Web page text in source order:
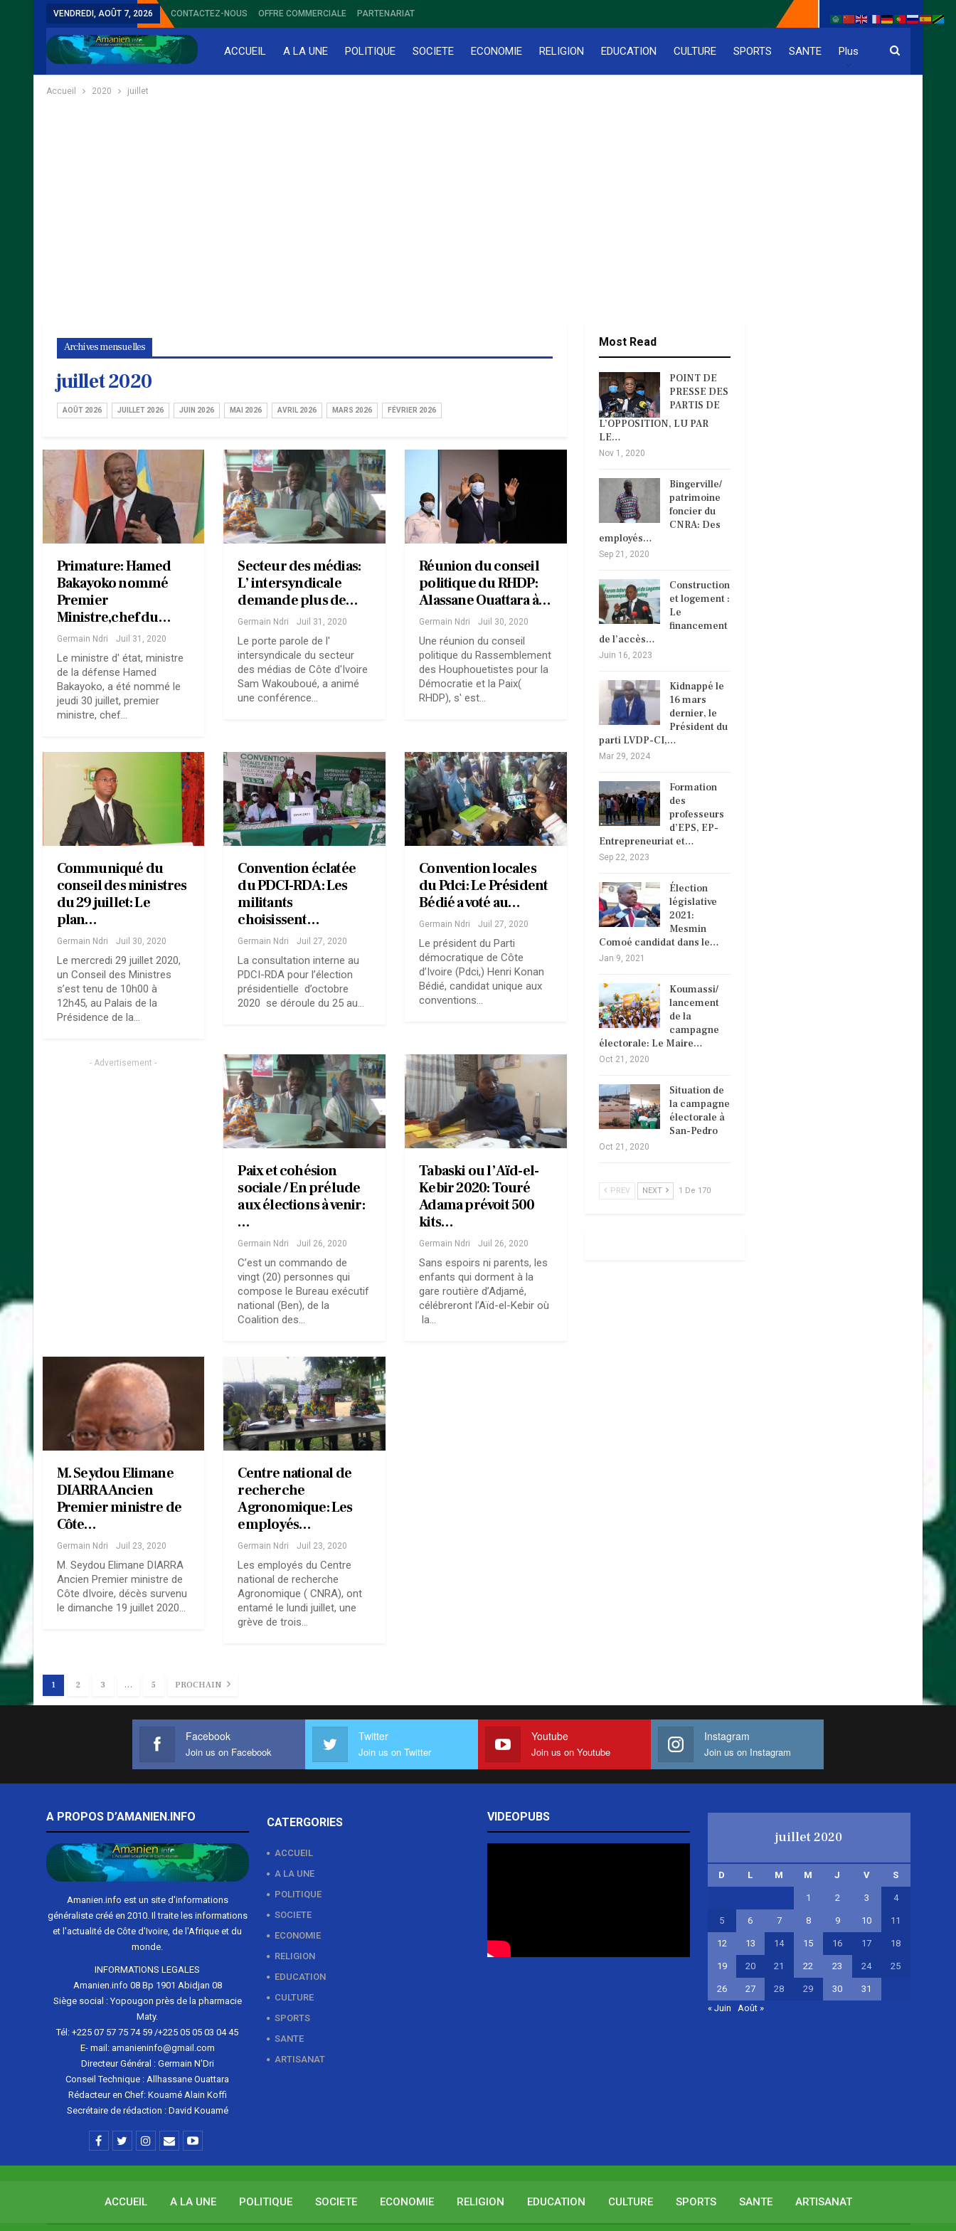
VENDREDI, AOÛT 7, 2026 CONTACTEZ-NOUS OFFRE COMMERCIALE PARTENARIAT
ACCUEIL A LA UNE POLITIQUE SOCIETE ECONOMIE RELIGION EDUCATION CULTURE SPORTS SANTE Plus
Accueil 2020 juillet
Archives mensuelles
juillet 2020
AOÛT 2026 JUILLET 2026 JUIN 2026 MAI 2026 AVRIL 2026 MARS 2026 FÉVRIER 2026
Primature: Hamed
Bakayoko nommé
Premier
Ministre,chef du…
Germain Ndri Juil 31, 2020
Le ministre d' état, ministre
de la défense Hamed
Bakayoko, a été nommé le
jeudi 30 juillet, premier
ministre, chef…
Secteur des médias:
L’ intersyndicale
demande plus de…
Germain Ndri Juil 31, 2020
Le porte parole de l'
intersyndicale du secteur
des médias de Côte d'Ivoire
Sam Wakouboué, a animé
une conférence…
Réunion du conseil
politique du RHDP:
Alassane Ouattara à…
Germain Ndri Juil 30, 2020
Une réunion du conseil
politique du Rassemblement
des Houphouetistes pour la
Démocratie et la Paix(
RHDP), s' est…
Communiqué du
conseil des ministres
du 29 juillet: Le
plan…
Germain Ndri Juil 30, 2020
Le mercredi 29 juillet 2020,
un Conseil des Ministres
s’est tenu de 10h00 à
12h45, au Palais de la
Présidence de la…
Convention éclatée
du PDCI-RDA: Les
militants
choisissent…
Germain Ndri Juil 27, 2020
La consultation interne au
PDCI-RDA pour l’élection
présidentielle d’octobre
2020 se déroule du 25 au…
Convention locales
du Pdci: Le Président
Bédié a voté au…
Germain Ndri Juil 27, 2020
Le président du Parti
démocratique de Côte
d’Ivoire (Pdci,) Henri Konan
Bédié, candidat unique aux
conventions…
- Advertisement -
Paix et cohésion
sociale / En prélude
aux élections à venir:
…
Germain Ndri Juil 26, 2020
C’est un commando de
vingt (20) personnes qui
compose le Bureau exécutif
national (Ben), de la
Coalition des…
Tabaski ou l’Aïd-el-
Kebir 2020: Touré
Adama prévoit 500
kits…
Germain Ndri Juil 26, 2020
Sans espoirs ni parents, les
enfants qui dorment à la
gare routière d’Adjamé,
célébreront l’Aïd-el-Kebir où
la…
M. Seydou Elimane
DIARRA Ancien
Premier ministre de
Côte…
Germain Ndri Juil 23, 2020
M. Seydou Elimane DIARRA
Ancien Premier ministre de
Côte dIvoire, décès survenu
le dimanche 19 juillet 2020…
Centre national de
recherche
Agronomique: Les
employés…
Germain Ndri Juil 23, 2020
Les employés du Centre
national de recherche
Agronomique ( CNRA), ont
entamé le lundi juillet, une
grève de trois…
1 2 3 … 5 PROCHAIN
Most Read
POINT DE
PRESSE DES
PARTIS DE
L’OPPOSITION, LU PAR
LE…
Nov 1, 2020
Bingerville/
patrimoine
foncier du
CNRA: Des
employés…
Sep 21, 2020
Construction
et logement :
Le
financement
de l’accès…
Juin 16, 2023
Kidnappé le
16 mars
dernier, le
Président du
parti LVDP-CI,…
Mar 29, 2024
Formation
des
professeurs
d’EPS, EP-
Entrepreneuriat et…
Sep 22, 2023
Élection
législative
2021:
Mesmin
Comoé candidat dans le…
Jan 9, 2021
Koumassi/
lancement
de la
campagne
électorale: Le Maire…
Oct 21, 2020
Situation de
la campagne
électorale à
San-Pedro
Oct 21, 2020
PREV NEXT 1 De 170
Facebook
Join us on Facebook
Twitter
Join us on Twitter
Youtube
Join us on Youtube
Instagram
Join us on Instagram
A PROPOS D’AMANIEN.INFO
Amanien.info est un site d'informations
généraliste créé en 2010. Il traite les informations
et l'actualité de Côte d'Ivoire, de l'Afrique et du
monde.
INFORMATIONS LEGALES
Amanien.info 08 Bp 1901 Abidjan 08
Siège social : Yopougon près de la pharmacie
Maty.
Tél: +225 07 57 75 74 59 /+225 05 05 03 04 45
E- mail: amanieninfo@gmail.com
Directeur Général : Germain N'Dri
Conseil Technique : Allhassane Ouattara
Rédacteur en Chef: Kouamé Alain Koffi
Secrétaire de rédaction : David Kouamé
CATERGORIES
ACCUEIL
A LA UNE
POLITIQUE
SOCIETE
ECONOMIE
RELIGION
EDUCATION
CULTURE
SPORTS
SANTE
ARTISANAT
VIDEOPUBS
juillet 2020
D L M M J V S
1 2 3 4
5 6 7 8 9 10 11
12 13 14 15 16 17 18
19 20 21 22 23 24 25
26 27 28 29 30
31
« Juin
Août »
ACCUEIL A LA UNE POLITIQUE SOCIETE ECONOMIE RELIGION EDUCATION CULTURE SPORTS SANTE ARTISANAT